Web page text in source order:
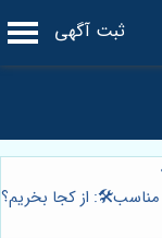
ثبت آگهی
مناسب🛠️: از کجا بخریم؟